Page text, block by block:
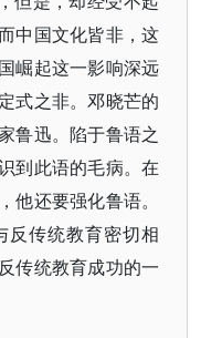
中国文化皆非，这
崛起这一影响深远
式之非。邓晓芒的
鲁迅。陷于鲁语之
到此语的毛病。在
他还要强化鲁语。
反传统教育密切相
传统教育成功的一